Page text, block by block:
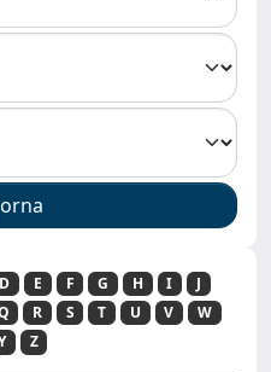
D E F G H I
J
R S T U V
W
Z